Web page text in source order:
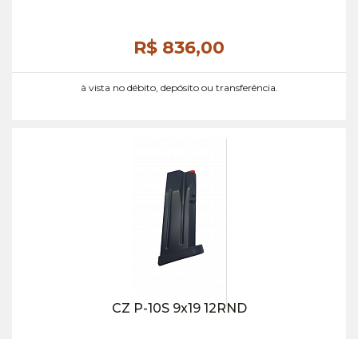
R$ 836,00
à vista no débito, depósito ou transferência.
CZ P-10S 9x19 12RND